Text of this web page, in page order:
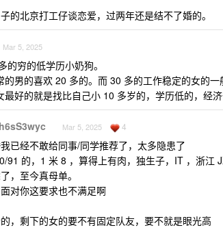
的北京打工仔谈恋爱，过两年还是结不了婚的。
Mar 5, 2025
的穷的低学历小奶狗。
的男的喜欢 20 多的。而 30 多的工作稳定的女的一
最好的就是找比自己小 10 多岁的，学历低的，经济
Mar 5, 2025 4
已经不敢给同事/同学推荐了，太多隐患了
91 的，1 米 8 ，算得上有肉，独生子，IT ，浙江
，至今真母单。
对你这要求也不满足啊
，剩下的女的要不有固定队友，要不就是眼光高